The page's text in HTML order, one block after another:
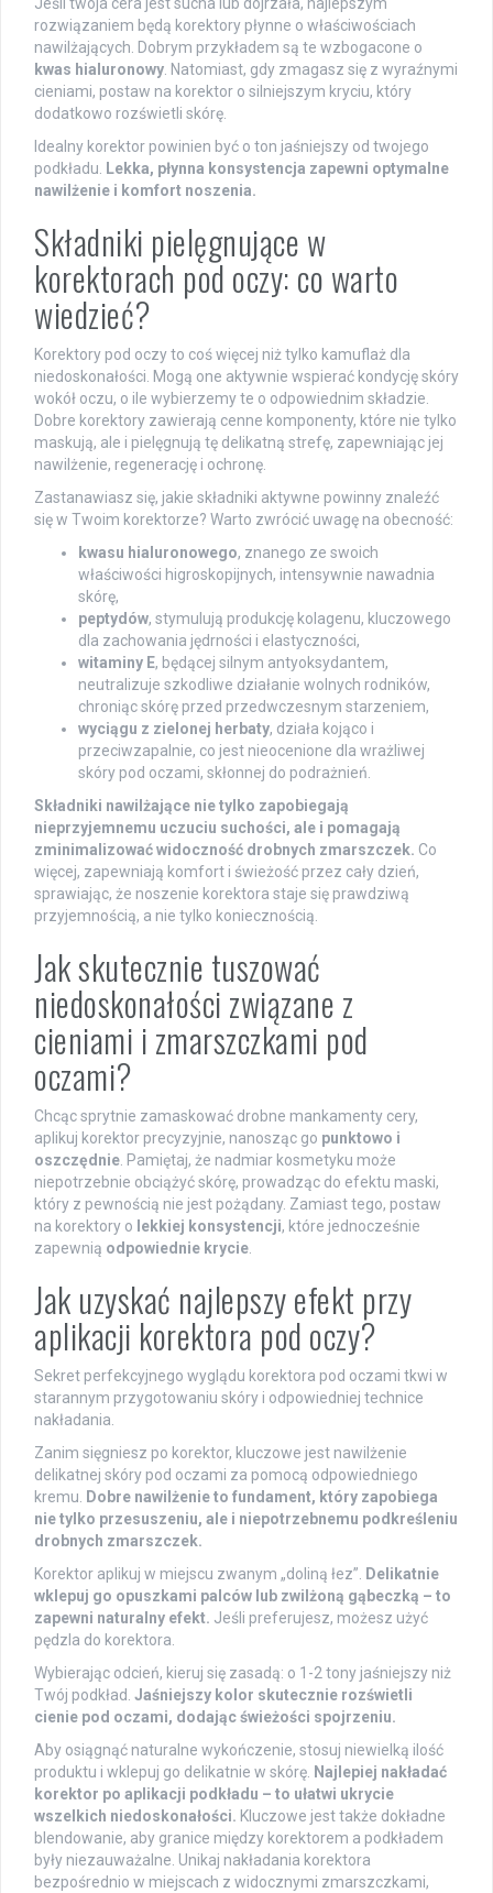
rozwiązaniem będą korektory płynne o właściwościach
nawilżających. Dobrym przykładem są te wzbogacone o
kwas hialuronowy . Natomiast, gdy zmagasz się z wyraźnymi
cieniami, postaw na korektor o silniejszym kryciu, który
dodatkowo rozświetli skórę.
Idealny korektor powinien być o ton jaśniejszy od twojego
podkładu.
Lekka, płynna konsystencja zapewni optymalne
nawilżenie i komfort noszenia.
Składniki pielęgnujące w
korektorach pod oczy: co warto
wiedzieć?
Korektory pod oczy to coś więcej niż tylko kamuflaż dla
niedoskonałości. Mogą one aktywnie wspierać kondycję skóry
wokół oczu, o ile wybierzemy te o odpowiednim składzie.
Dobre korektory zawierają cenne komponenty, które nie tylko
maskują, ale i pielęgnują tę delikatną strefę, zapewniając jej
nawilżenie, regenerację i ochronę.
Zastanawiasz się, jakie składniki aktywne powinny znaleźć
się w Twoim korektorze? Warto zwrócić uwagę na obecność:
kwasu hialuronowego, znanego ze swoich
właściwości higroskopijnych, intensywnie nawadnia
skórę,
peptydów, stymulują produkcję kolagenu, kluczowego
dla zachowania jędrności i elastyczności,
witaminy E, będącej silnym antyoksydantem,
neutralizuje szkodliwe działanie wolnych rodników,
chroniąc skórę przed przedwczesnym starzeniem,
wyciągu z zielonej herbaty, działa kojąco i
przeciwzapalnie, co jest nieocenione dla wrażliwej
skóry pod oczami, skłonnej do podrażnień.
Składniki nawilżające nie tylko zapobiegają
nieprzyjemnemu uczuciu suchości, ale i pomagają
zminimalizować widoczność drobnych zmarszczek. Co
więcej, zapewniają komfort i świeżość przez cały dzień,
sprawiając, że noszenie korektora staje się prawdziwą
przyjemnością, a nie tylko koniecznością.
Jak skutecznie tuszować
niedoskonałości związane z
cieniami i zmarszczkami pod
oczami?
Chcąc sprytnie zamaskować drobne mankamenty cery,
aplikuj korektor precyzyjnie, nanosząc go punktowo i
oszczędnie . Pamiętaj, że nadmiar kosmetyku może
niepotrzebnie obciążyć skórę, prowadząc do efektu maski,
który z pewnością nie jest pożądany. Zamiast tego, postaw
na korektory o lekkiej konsystencji, które jednocześnie
zapewnią odpowiednie krycie
Jak uzyskać najlepszy efekt przy
aplikacji korektora pod oczy?
Sekret perfekcyjnego wyglądu korektora pod oczami tkwi w
starannym przygotowaniu skóry i odpowiedniej technice
nakładania.
Zanim sięgniesz po korektor, kluczowe jest nawilżenie
delikatnej skóry pod oczami za pomocą odpowiedniego
kremu.
Dobre nawilżenie to fundament, który zapobiega
nie tylko przesuszeniu, ale i niepotrzebnemu podkreśleniu
drobnych zmarszczek.
Korektor aplikuj w miejscu zwanym „doliną łez”.
Delikatnie
wklepuj go opuszkami palców lub zwilżoną gąbeczką – to
zapewni naturalny efekt. Jeśli preferujesz, możesz użyć
pędzla do korektora.
Wybierając odcień, kieruj się zasadą: o 1-2 tony jaśniejszy niż
Twój podkład. Jaśniejszy kolor skutecznie rozświetli
cienie pod oczami, dodając świeżości spojrzeniu.
Aby osiągnąć naturalne wykończenie, stosuj niewielką ilość
produktu i wklepuj go delikatnie w skórę. Najlepiej nakładać
korektor po aplikacji podkładu – to ułatwi ukrycie
wszelkich niedoskonałości. Kluczowe jest także dokładne
blendowanie, aby granice między korektorem a podkładem
były niezauważalne. Unikaj nakładania korektora
bezpośrednio w miejscach z widocznymi zmarszczkami,